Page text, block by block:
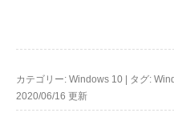
カテゴリー: Windows 10 | タグ:
2020/06/16 更新